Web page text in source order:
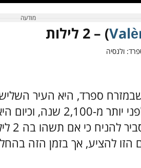
) – 2 לילות
ספרד, היא העיר
על ידי הרומאים לפני
הזו להציע, אך בזמן הזה